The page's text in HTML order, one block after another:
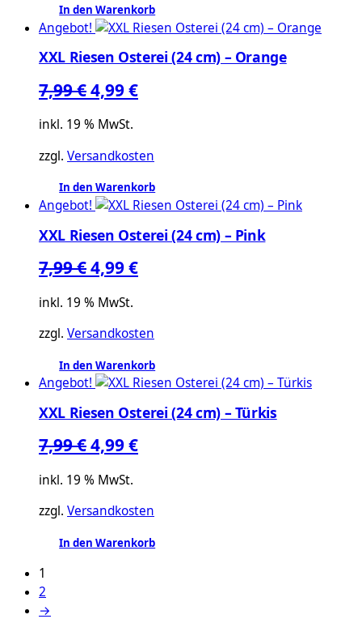
In den Warenkorb
Angebot!
XXL Riesen Osterei (24 cm) – Orange
7,99€Ursprünglicher
Preis
7,99 €
4,99€Aktueller
4,99 €.
inkl. 19 % MwSt.
zzgl. Versandkosten
In den Warenkorb
Angebot!
XXL Riesen Osterei (24 cm) – Pink
7,99€Ursprünglicher
Preis
7,99 €
4,99€Aktueller
4,99 €.
inkl. 19 % MwSt.
zzgl. Versandkosten
In den Warenkorb
Angebot!
XXL Riesen Osterei (24 cm) – Türkis
7,99€Ursprünglicher
Preis
7,99 €
4,99€Aktueller
4,99 €.
inkl. 19 % MwSt.
zzgl. Versandkosten
In den Warenkorb
1
2
→